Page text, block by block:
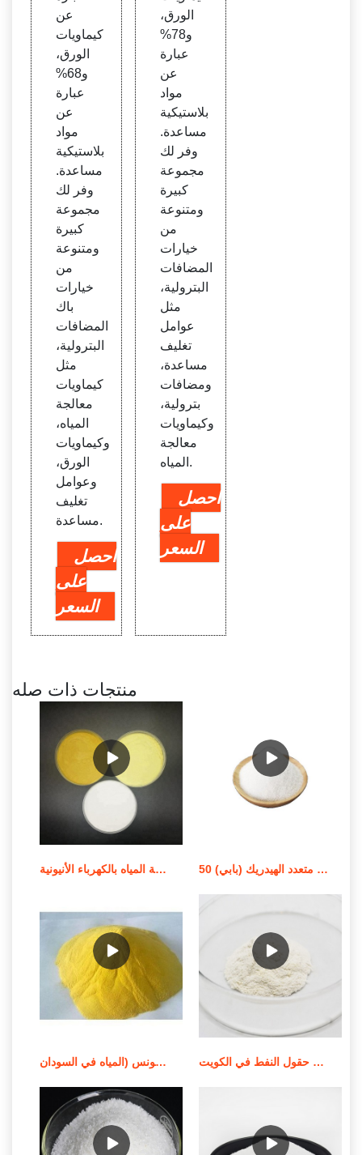
عن
كيماويات
الورق،
و68%
عبارة
عن
مواد
بلاستيكية
مساعدة.
وفر لك
مجموعة
كبيرة
ومتنوعة
من
خيارات
باك
المضافات
البترولية،
مثل
كيماويات
معالجة
المياه،
وكيماويات
الورق،
وعوامل
تغليف
مساعدة.
احصل
على
السعر
الورق،
و78%
عبارة
عن
مواد
بلاستيكية
مساعدة.
وفر لك
مجموعة
كبيرة
ومتنوعة
من
خيارات
المضافات
البترولية،
مثل
عوامل
تغليف
مساعدة،
ومضافات
بترولية،
وكيماويات
معالجة
المياه.
احصل
على
السعر
منتجات ذات صله
معالجة المياه بالكهرباء الأنيونية (RX FLOC 100) في التسويق الأيرلندي معالجة المياه استر كحول فوسفات متعدد الهيدريك (بابي) 50%
شركات وموردي معالجة المياه في تونس (المياه في السودان كيماويات معالجة المياه كيماويات حقول النفط في الكويت